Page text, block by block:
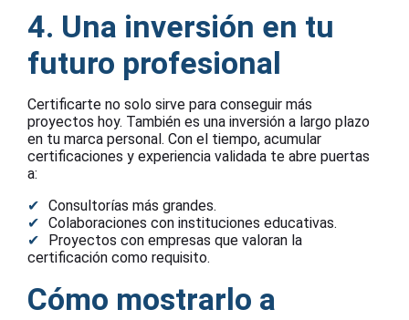
4. Una inversión en tu
futuro profesional
Certificarte no solo sirve para conseguir más
proyectos hoy. También es una inversión a largo plazo
en tu marca personal. Con el tiempo, acumular
certificaciones y experiencia validada te abre puertas
a:
Consultorías más grandes.
Colaboraciones con instituciones educativas.
Proyectos con empresas que valoran la
certificación como requisito.
Cómo mostrarlo a